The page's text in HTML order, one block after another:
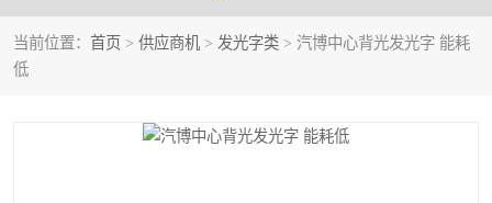
当前位置： 首页 > 供应商机 > 发光字类 > 汽博中心背光发光字 能耗
低
展架 条幅